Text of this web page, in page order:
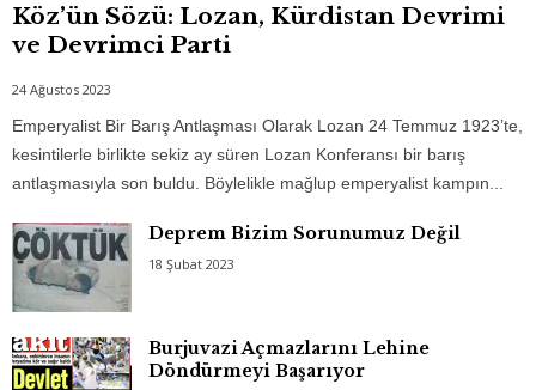
Köz’ün Sözü: Lozan, Kürdistan Devrimi
ve Devrimci Parti
24 Ağustos 2023
Emperyalist Bir Barış Antlaşması Olarak Lozan 24 Temmuz 1923’te,
kesintilerle birlikte sekiz ay süren Lozan Konferansı bir barış
antlaşmasıyla son buldu. Böylelikle mağlup emperyalist kampın...
Deprem Bizim Sorunumuz Değil
18 Şubat 2023
Burjuvazi Açmazlarını Lehine
Döndürmeyi Başarıyor